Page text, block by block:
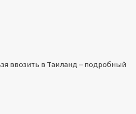
ввозить в Таиланд – подробный